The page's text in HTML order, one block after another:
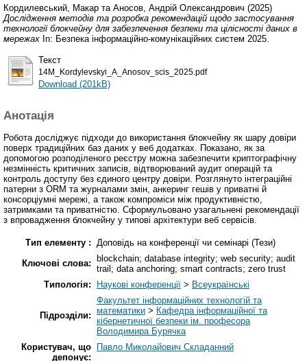
Кордилевський, Макар та Аносов, Андрій Олександрович (2025)
Дослідження методів та розробка рекомендацій щодо застосування
технології блокчейну для забезпечення безпеки та цілісності даних в
мережах In: Безпека інформаційно-комунікаційних систем 2025.
Текст
14M_Kordylevskyi_A_Anosov_scis_2025.pdf
Download (201kB)
Анотація
Робота досліджує підходи до використання блокчейну як шару довіри
поверх традиційних баз даних у веб додатках. Показано, як за
допомогою розподіленого реєстру можна забезпечити криптографічну
незмінність критичних записів, відтворюваний аудит операцій та
контроль доступу без єдиного центру довіри. Розглянуто інтеграційні
патерни з ORM та журналами змін, анкеринг гешів у приватні й
консорціумні мережі, а також компроміси між продуктивністю,
затримками та приватністю. Сформульовано узагальнені рекомендації
з впровадження блокчейну у типові архітектури веб сервісів.
Тип елементу : Доповідь на конференції чи семінарі (Тези)
Ключові слова:
blockchain; database integrity; web security; audit
trail; data anchoring; smart contracts; zero trust
Типологія:
Наукові конференції > Всеукраїнські
Підрозділи:
Факультет інформаційних технологій та
математики > Кафедра інформаційної та
кібернетичної безпеки ім. професора
Володимира Бурячка
Користувач, що
депонує:
Павло Миколайович Складанний